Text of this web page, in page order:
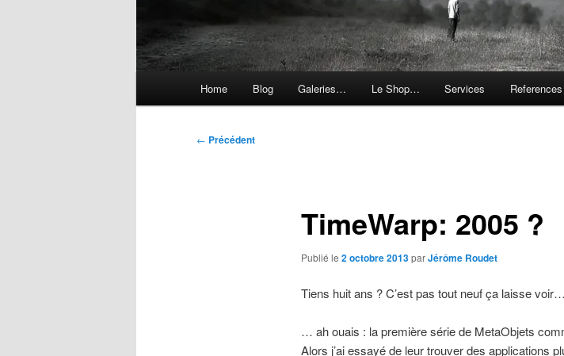
Home Blog Galeries… Le Shop… Services References
Navigation
← Précédent
TimeWarp: 2005 ?
Publié le 2 octobre 2013parJérôme Roudet
Tiens huit ans ? C’est pas tout neuf ça laisse voir…
… ah ouais : la première série de MetaObjets
Alors j’ai essayé de leur trouver des applications